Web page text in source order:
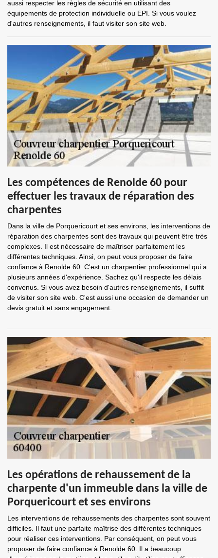
aussi respecter les règles de sécurité en utilisant des
équipements de protection individuelle ou EPI. Si vous voulez
d'autres renseignements, il faut visiter son site web.
Les compétences de Renolde 60 pour
effectuer les travaux de réparation des
charpentes
Dans la ville de Porquericourt et ses environs, les interventions de
réparation des charpentes sont des travaux qui peuvent être très
complexes. Il est nécessaire de maîtriser parfaitement les
différentes techniques. Ainsi, on peut vous proposer de faire
confiance à Renolde 60. C'est un charpentier professionnel qui a
plusieurs années d'expérience. Sachez qu'il respecte les délais
convenus. Si vous avez besoin d'autres renseignements, il suffit
de visiter son site web. C'est aussi une occasion de demander un
devis gratuit et sans engagement.
Les opérations de rehaussement de la
charpente d'un immeuble dans la ville de
Porquericourt et ses environs
Les interventions de rehaussements des charpentes sont souvent
difficiles. Il faut une parfaite maîtrise des différentes techniques
pour réaliser ces interventions. Par conséquent, on peut vous
proposer de faire confiance à Renolde 60. Il a beaucoup